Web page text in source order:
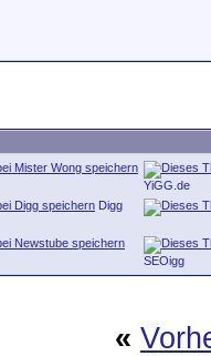
YiGG.de
Digg
SEOigg
«